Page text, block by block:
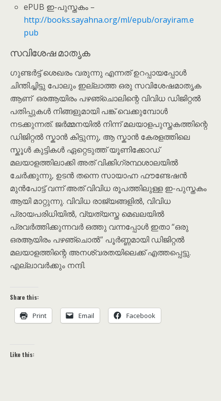
ePUB ഇ-പുസ്തകം –
http://books.sayahna.org/ml/epub/orayiram.e
pub
സവിശേഷ മാതൃക
ഗുണ്ടർട്ട് ശെഖരം വരുന്നു എന്നത് ഉറപ്പായപ്പോൾ
ചിന്തിച്ചിട്ടു പോലും ഇല്ലാത്ത ഒരു സവിശേഷമാതൃക
ആണ് ഒരആയിരം പഴഞ്ചൊലിന്റെ വിവിധ ഡിജിറ്റൽ
പതിപ്പുകൾ നിങ്ങളുമായി പങ്ക് വെക്കുമ്പോൾ
നടക്കുന്നത്. ജർമ്മനയിൽ നിന്ന് മലയാളപുസ്തകത്തിന്റെ
ഡിജിറ്റൽ സ്കാൻ കിട്ടുന്നു, ആ സ്കാൻ കേരളത്തിലെ
സ്കൂൾ കുട്ടികൾ ഏറ്റെടുത്ത് യൂണിക്കോഡ്
മലയാളത്തിലാക്കി അത് വിക്കിഗ്രന്ഥശാലയിൽ
ചേർക്കുന്നു, ഉടൻ തന്നെ സായാഹ്ന ഫൗണ്ടേഷൻ
മുൻപോട്ട് വന്ന് അത് വിവിധ രൂപത്തിലുള്ള ഇ-പുസ്തകം
ആയി മാറ്റുന്നു. വിവിധ രാജ്യങ്ങളിൽ, വിവിധ
പ്രായപരിധിയിൽ, വ്യത്യസ്ത മെഖലയിൽ
പ്രവർത്തിക്കുന്നവർ ഒത്തു വന്നപ്പോൾ ഇതാ “ഒരു
ഒരആയിരം പഴഞ്ചൊൽ” പൂർണ്ണമായി ഡിജിറ്റൽ
മലയാളത്തിന്റെ അനശ്വരതയിലെക്ക് എത്തപ്പെട്ടു.
എല്ലാവർക്കും നന്ദി.
Share this:
Print Email Facebook
Like this: